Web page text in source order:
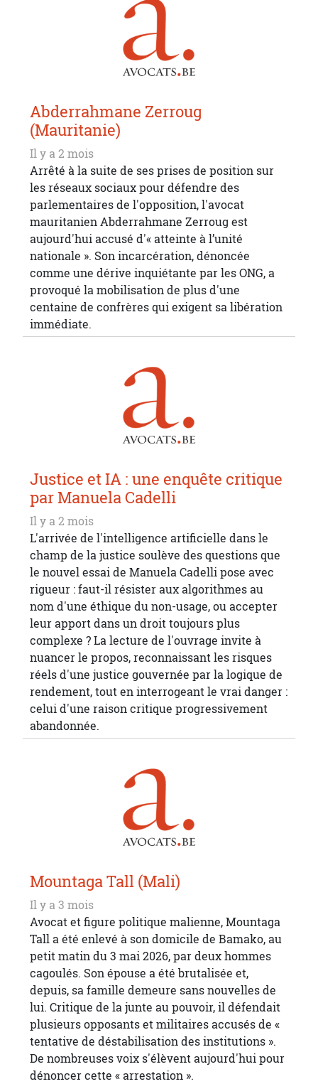
Abderrahmane Zerroug
(Mauritanie)
Il y a 2 mois
Arrêté à la suite de ses prises de position sur
les réseaux sociaux pour défendre des
parlementaires de l'opposition, l'avocat
mauritanien Abderrahmane Zerroug est
aujourd'hui accusé d'« atteinte à l’unité
nationale ». Son incarcération, dénoncée
comme une dérive inquiétante par les ONG, a
provoqué la mobilisation de plus d'une
centaine de confrères qui exigent sa libération
immédiate.
Justice et IA : une enquête critique
par Manuela Cadelli
Il y a 2 mois
L'arrivée de l'intelligence artificielle dans le
champ de la justice soulève des questions que
le nouvel essai de Manuela Cadelli pose avec
rigueur : faut-il résister aux algorithmes au
nom d'une éthique du non-usage, ou accepter
leur apport dans un droit toujours plus
complexe ? La lecture de l'ouvrage invite à
nuancer le propos, reconnaissant les risques
réels d'une justice gouvernée par la logique de
rendement, tout en interrogeant le vrai danger :
celui d'une raison critique progressivement
abandonnée.
Mountaga Tall (Mali)
Il y a 3 mois
Avocat et figure politique malienne, Mountaga
Tall a été enlevé à son domicile de Bamako, au
petit matin du 3 mai 2026, par deux hommes
cagoulés. Son épouse a été brutalisée et,
depuis, sa famille demeure sans nouvelles de
lui. Critique de la junte au pouvoir, il défendait
plusieurs opposants et militaires accusés de «
tentative de déstabilisation des institutions ».
De nombreuses voix s'élèvent aujourd'hui pour
dénoncer cette « arrestation ».